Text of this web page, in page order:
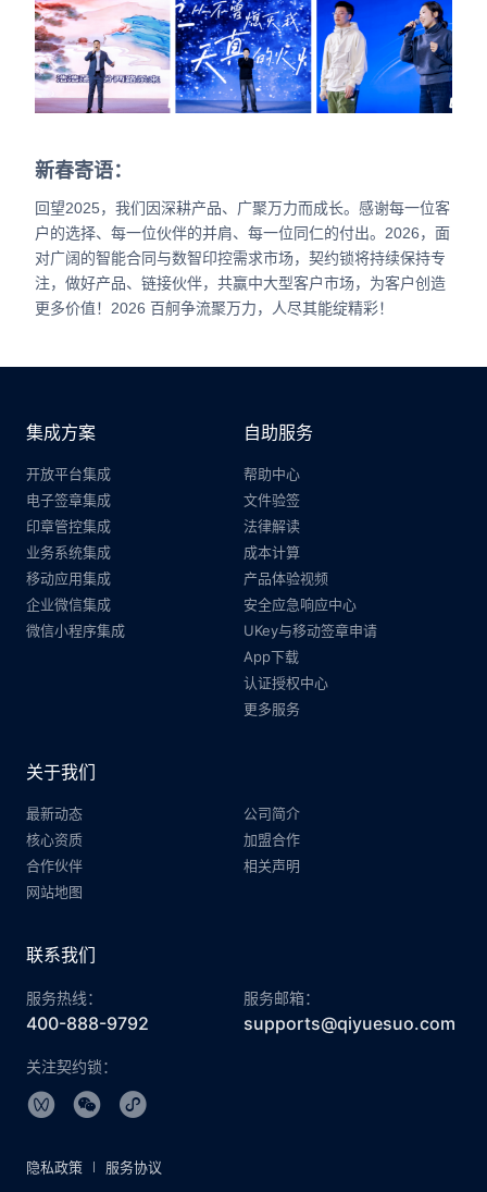
新春寄语：
回望2025，我们因深耕产品、广聚万力而成长。感谢每一位客
户的选择、每一位伙伴的并肩、每一位同仁的付出。 2026，面
对广阔的智能合同与数智印控需求市场，契约锁将持续保持专
注，做好产品、链接伙伴，共赢中大型客户市场，为客户创造
更多价值！ 2026 百舸争流聚万力，人尽其能绽精彩！
集成方案
开放平台集成
电子签章集成
印章管控集成
业务系统集成
移动应用集成
企业微信集成
微信小程序集成
自助服务
帮助中心
文件验签
法律解读
成本计算
产品体验视频
安全应急响应中心
UKey与移动签章申请
App下载
认证授权中心
更多服务
关于我们
最新动态
公司简介
核心资质
加盟合作
合作伙伴
相关声明
网站地图
联系我们
服务热线：
400-888-9792
服务邮箱：
supports@qiyuesuo.com
关注契约锁：
隐私政策 服务协议